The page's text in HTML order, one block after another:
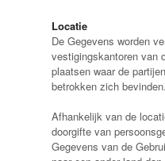
Locatie
De Gegevens worden
vestigingskantoren van
plaatsen waar de
betrokken zich bevinden.
Afhankelijk van de
doorgifte van
Gegevens van de